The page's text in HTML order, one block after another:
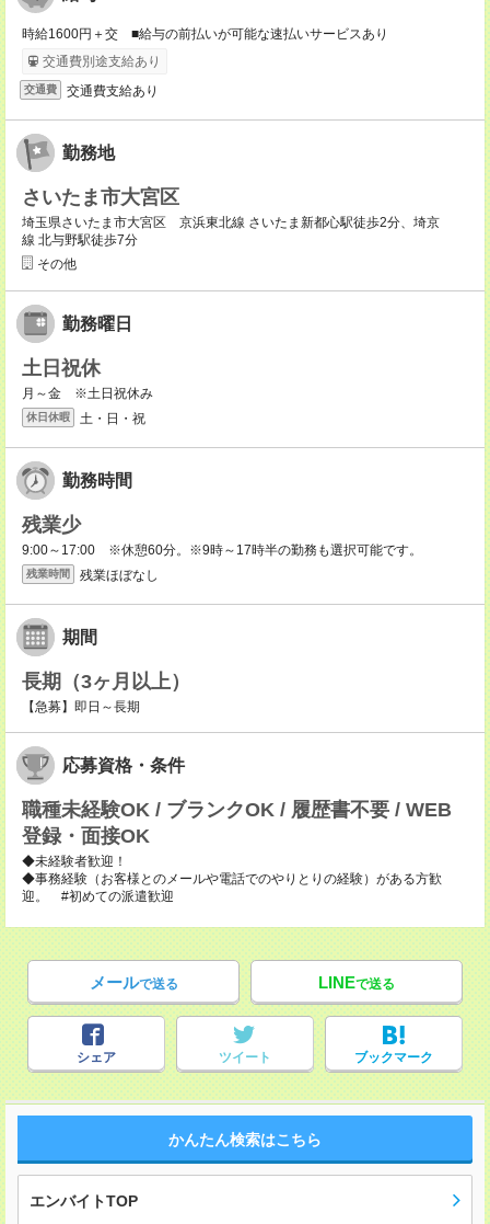
時給1600円＋交 ■給与の前払いが可能な速払いサービスあり
交通費別途支給あり
交通費 交通費支給あり
勤務地
さいたま市大宮区
埼玉県さいたま市大宮区 京浜東北線 さいたま新都心駅徒歩2分、埼京
線 北与野駅徒歩7分
その他
勤務曜日
土日祝休
月～金 ※土日祝休み
休日休暇 土・日・祝
勤務時間
残業少
9:00～17:00 ※休憩60分。※9時～17時半の勤務も選択可能です。
残業時間 残業ほぼなし
期間
長期（3ヶ月以上）
【急募】即日～長期
応募資格・条件
職種未経験OK / ブランクOK / 履歴書不要 / WEB
登録・面接OK
◆未経験者歓迎！
◆事務経験（お客様とのメールや電話でのやりとりの経験）がある方歓
迎。 #初めての派遣歓迎
メールで送る LINEで送る
シェア ツイート ブックマーク
かんたん検索はこちら
エンバイトTOP